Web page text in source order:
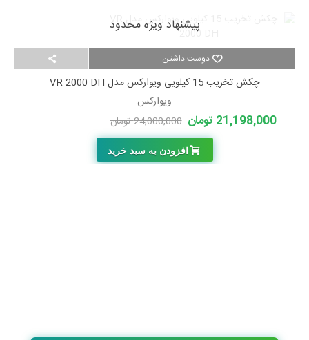
دوست داشتن
پیشنهاد ویژه محدود
چکش تخریب 15 کیلویی ویوارکس مدل VR 2000 DH
ویوارکس
21,198,000 تومان 24,000,000 تومان
افزودن به سبد خرید